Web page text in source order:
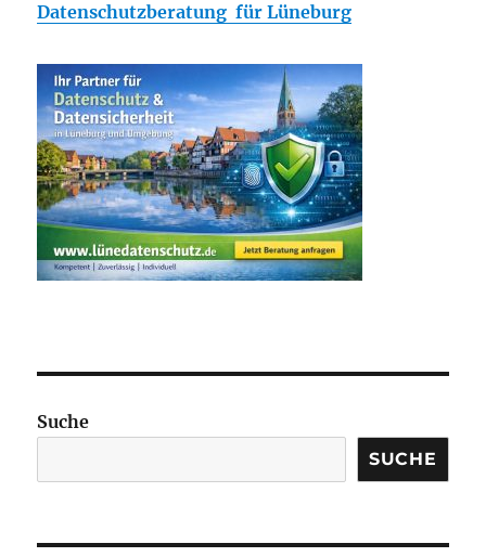
Datenschutzberatung für Lüneburg
Suche
SUCHE